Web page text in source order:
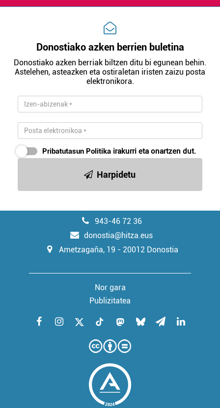
Donostiako azken berrien buletina
Donostiako azken berriak biltzen ditu bi egunean behin.
Astelehen, asteazken eta ostiraletan iristen zaizu posta
elektronikora.
Pribatutasun Politika irakurri eta onartzen dut.
Harpidetu
943-46 72 36
donostia@hitza.eus
Ametzagaña, 19 - 20012 Donostia
Nor gara
Publizitatea